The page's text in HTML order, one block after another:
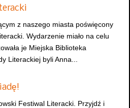
z naszego miasta poświęcony
Wydarzenie miało na celu
je Miejska Biblioteka
Literackiej byli Anna...
Festiwal Literacki. Przyjdź i